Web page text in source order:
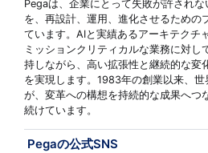
Pegaは、企業にとって失敗が許され
を、再設計、運用、進化させるための
ています。AIと実績あるアーキテクチ
ミッションクリティカルな業務に対し
持しながら、高い拡張性と継続的な変
を実現します。1983年の創業以来、
が、変革への構想を持続的な成果へつ
続けています。
Pegaの公式SNS